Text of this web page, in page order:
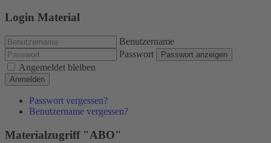
Login Material
Benutzername
Passwort
Passwort anzeigen
Angemeldet bleiben
Anmelden
Passwort vergessen?
Benutzername vergessen?
Materialzugriff "ABO"